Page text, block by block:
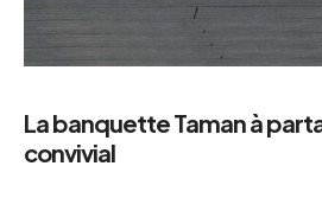
La banquette Taman à
convivial